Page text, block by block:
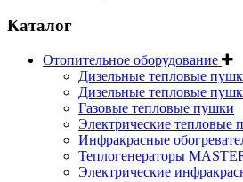
Каталог
Отопительное оборудование
Дизельные тепловые
Дизельные тепловые
Газовые тепловые пушки
Электрические тепловые
Инфракрасные
Теплогенераторы
Электрические